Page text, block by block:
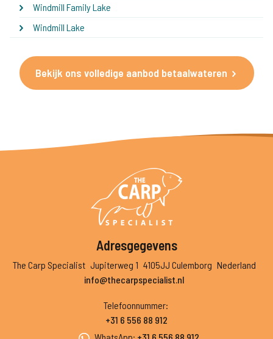
Windmill Family Lake
Windmill Lake
Bekijk ons volledige aanbod betaalwateren
Adresgegevens
The Carp Specialist Jupiterweg 1 4105JJ Culemborg Nederland
info@thecarpspecialist.nl
Telefoonnummer:
+31 6 556 88 912